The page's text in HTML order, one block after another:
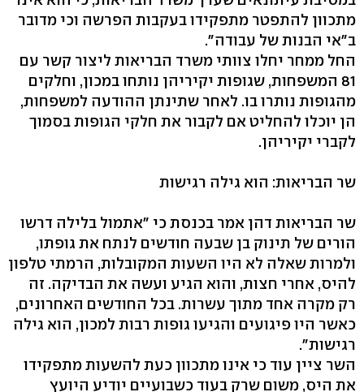
מתכוון להתפטר מתפקידו בעקבות הפרשה וכי מדובר
ב"אי הבנות של עבודה".
החל ממחר יחלו צוותי משרד הבריאות ליצור קשר עם
81 המשפחות, שגופות יקיריהן נותחו במכון, וחלקים
מהגופות נותרו בו. לאחר שתינתן ההודעה למשפחות,
הן יוכלו להחליט אם לקבור את חלקי הגופות בסמוך
לקברי יקיריהן.
שר הבריאות: הוא גילה רגישות
שר הבריאות דהן אמר בכנסת כי "אתמול בלילה דרשו
הורים של תינוק בן שבעה חודשים לנתח את גופתו,
ולמרות שאלה לא היו השעות המקובלות, הרמתי טלפון
להיס, אחרי חצות, והוא הגיע ועשה את הבדיקה. זה
רק מקרה אחד מתוך עשרות. בכל החודשים האחרונים,
כאשר היו פיגועים והגיעו גופות רבות למכון, הוא גילה
רגישות".
השר ציין עוד כי אינו מתכוון כעת להשעות מתפקידו
את היס, משום שרק בעוד כשבועיים יודיע היועץ